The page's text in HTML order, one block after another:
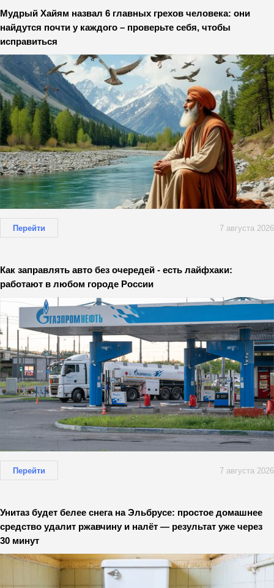
Мудрый Хайям назвал 6 главных грехов человека: они
найдутся почти у каждого – проверьте себя, чтобы
исправиться
Перейти 7 августа 2026
Как заправлять авто без очередей - есть лайфхаки:
работают в любом городе России
Перейти 7 августа 2026
Унитаз будет белее снега на Эльбрусе: простое домашнее
средство удалит ржавчину и налёт — результат уже через
30 минут